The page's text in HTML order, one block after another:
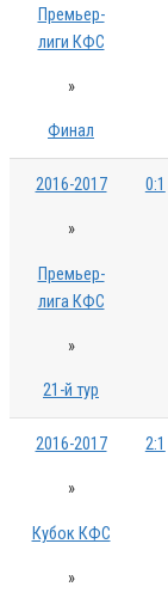
Премьер-
лиги КФС
»
Финал
2016-2017
»
Премьер-
лига КФС
»
21-й тур
0:1
2016-2017
»
Кубок КФС
»
2:1